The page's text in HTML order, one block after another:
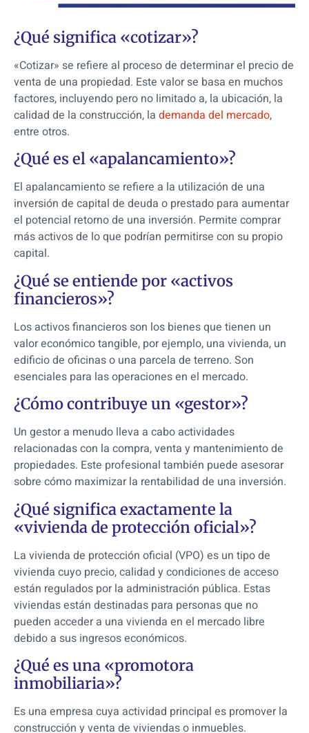
¿Qué significa «cotizar»?
«Cotizar» se refiere al proceso de determinar el precio de
venta de una propiedad. Este valor se basa en muchos
factores, incluyendo pero no limitado a, la ubicación, la
calidad de la construcción, la demanda del mercado,
entre otros.
¿Qué es el «apalancamiento»?
El apalancamiento se refiere a la utilización de una
inversión de capital de deuda o prestado para aumentar
el potencial retorno de una inversión. Permite comprar
más activos de lo que podrían permitirse con su propio
capital.
¿Qué se entiende por «activos
financieros»?
Los activos financieros son los bienes que tienen un
valor económico tangible, por ejemplo, una vivienda, un
edificio de oficinas o una parcela de terreno. Son
esenciales para las operaciones en el mercado.
¿Cómo contribuye un «gestor»?
Un gestor a menudo lleva a cabo actividades
relacionadas con la compra, venta y mantenimiento de
propiedades. Este profesional también puede asesorar
sobre cómo maximizar la rentabilidad de una inversión.
¿Qué significa exactamente la
«vivienda de protección oficial»?
La vivienda de protección oficial (VPO) es un tipo de
vivienda cuyo precio, calidad y condiciones de acceso
están regulados por la administración pública. Estas
viviendas están destinadas para personas que no
pueden acceder a una vivienda en el mercado libre
debido a sus ingresos económicos.
¿Qué es una «promotora
inmobiliaria»?
Es una empresa cuya actividad principal es promover la
construcción y venta de viviendas o inmuebles.